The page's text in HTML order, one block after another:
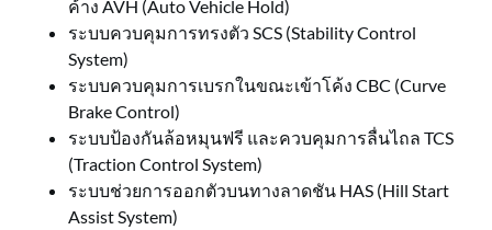
ค้าง AVH (Auto Vehicle Hold)
ระบบควบคุมการทรงตัว SCS (Stability Control
System)
ระบบควบคุมการเบรกในขณะเข้าโค้ง CBC (Curve
Brake Control)
ระบบป้องกันล้อหมุนฟรี และควบคุมการลื่นไถล TCS
(Traction Control System)
ระบบช่วยการออกตัวบนทางลาดชัน HAS (Hill Start
Assist System)